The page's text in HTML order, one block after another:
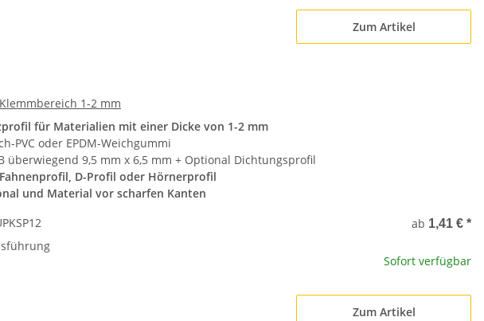
Zum Artikel
1-2 mm
für Materialien mit einer Dicke von 1-2 mm
PVC oder EPDM-Weichgummi
überwiegend 9,5 mm x 6,5 mm + Optional Dichtungsprofil
D-Profil oder Hörnerprofil
und Material vor scharfen Kanten
ab 1,41 € *
Sofort verfügbar
Zum Artikel